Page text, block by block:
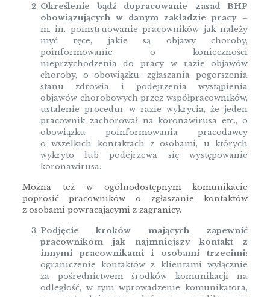
Określenie bądź dopracowanie zasad BHP
obowiązujących w danym zakładzie pracy–
m. in. poinstruowanie pracowników jak należy
myć ręce, jakie są objawy choroby,
poinformowanie o konieczności
nieprzychodzenia do pracy w razie objawów
choroby, o obowiązku: zgłaszania pogorszenia
stanu zdrowia i podejrzenia wystąpienia
objawów chorobowych przez współpracowników,
ustalenie procedur w razie wykrycia, że jeden
pracownik zachorował na koronawirusa etc., o
obowiązku poinformowania pracodawcy
o wszelkich kontaktach z osobami, u których
wykryto lub podejrzewa się występowanie
koronawirusa.
Można też w ogólnodostępnym komunikacie
poprosić pracowników o zgłaszanie kontaktów
z osobami powracającymi z zagranicy.
Podjęcie kroków mających zapewnić
pracownikom jak najmniejszy kontakt z
innymi pracownikami i osobami trzecimi:
ograniczenie kontaktów z klientami wyłącznie
za pośrednictwem środków komunikacji na
odległość, w tym wprowadzenie komunikatora,